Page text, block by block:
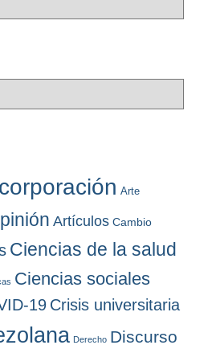
Arte
Artículos Cambio
Ciencias de la salud
Ciencias sociales
19 Crisis universitaria
Derecho Discurso